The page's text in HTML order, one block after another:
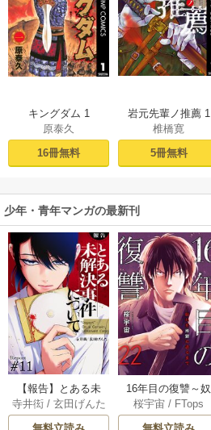
キングダム 1
原泰久
16冊無料
岩元先輩ノ推薦 1
椎橋寛
5冊無料
少年・青年マンガの最新刊
【報告】とある未
解決事件について 1
1巻
寺井衒/ 玄田げんた
16年目の復讐～奴
らを地獄に送るま
で 22巻
桜宇宙 / FTops